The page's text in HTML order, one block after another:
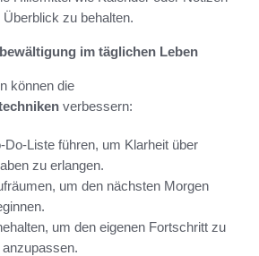
zu behalten.
im täglichen Leben
können die
verbessern:
Do-Liste führen, um Klarheit über
zu erlangen.
um den nächsten Morgen
um den eigenen Fortschritt zu